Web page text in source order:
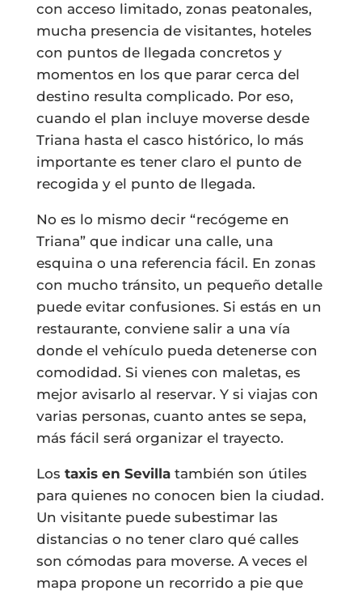
con acceso limitado, zonas peatonales,
mucha presencia de visitantes, hoteles
con puntos de llegada concretos y
momentos en los que parar cerca del
destino resulta complicado. Por eso,
cuando el plan incluye moverse desde
Triana hasta el casco histórico, lo más
importante es tener claro el punto de
recogida y el punto de llegada.
No es lo mismo decir “recógeme en
Triana” que indicar una calle, una
esquina o una referencia fácil. En zonas
con mucho tránsito, un pequeño detalle
puede evitar confusiones. Si estás en un
restaurante, conviene salir a una vía
donde el vehículo pueda detenerse con
comodidad. Si vienes con maletas, es
mejor avisarlo al reservar. Y si viajas con
varias personas, cuanto antes se sepa,
más fácil será organizar el trayecto.
Los taxis en Sevillatambién son útiles
para quienes no conocen bien la ciudad.
Un visitante puede subestimar las
distancias o no tener claro qué calles
son cómodas para moverse. A veces el
mapa propone un recorrido a pie que